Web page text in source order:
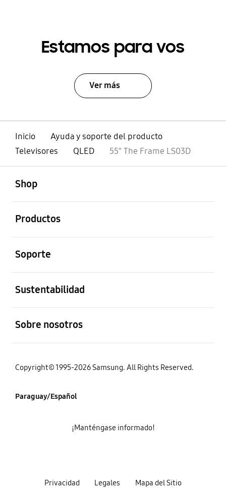
Estamos para vos
Ver más
Inicio
Ayuda y soporte del producto
Televisores
QLED 55" The Frame LS03D
Shop
Productos
Soporte
Sustentabilidad
Sobre nosotros
Copyright© 1995-2026 Samsung. All Rights Reserved.
Paraguay/Español
Privacidad Legales Mapa del Sitio
¡Manténgase informado!